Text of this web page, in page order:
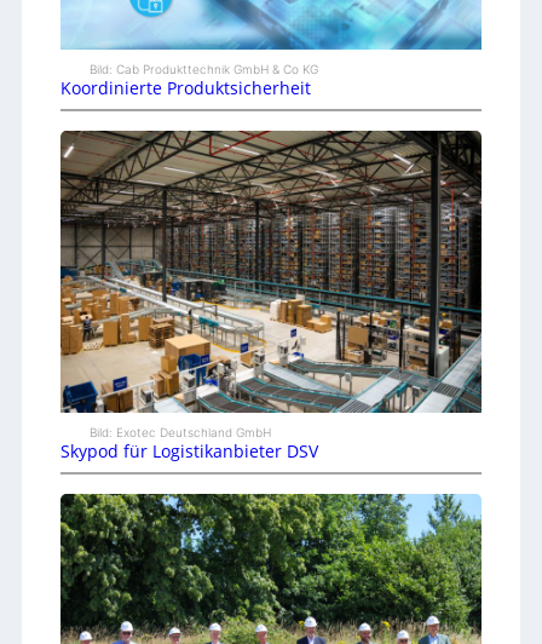
Bild: Cab Produkttechnik GmbH & Co KG
Koordinierte Produktsicherheit
Bild: Exotec Deutschland GmbH
Skypod für Logistikanbieter DSV